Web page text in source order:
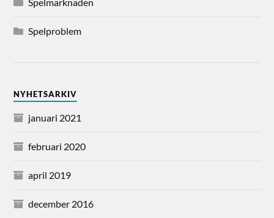
Spelproblem
NYHETSARKIV
januari 2021
februari 2020
april 2019
december 2016